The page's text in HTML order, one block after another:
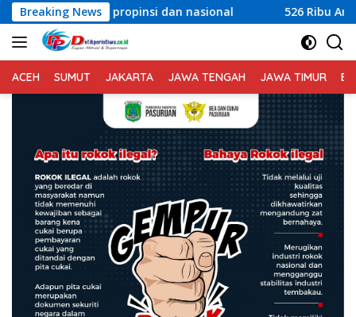
Langsung
ke
konten
Breaking News
dan nasional 526 Ribu Anak di Lombok Timur
ACEH SUMUT JAKARTA JAWA TENGAH JAWA TIMUR